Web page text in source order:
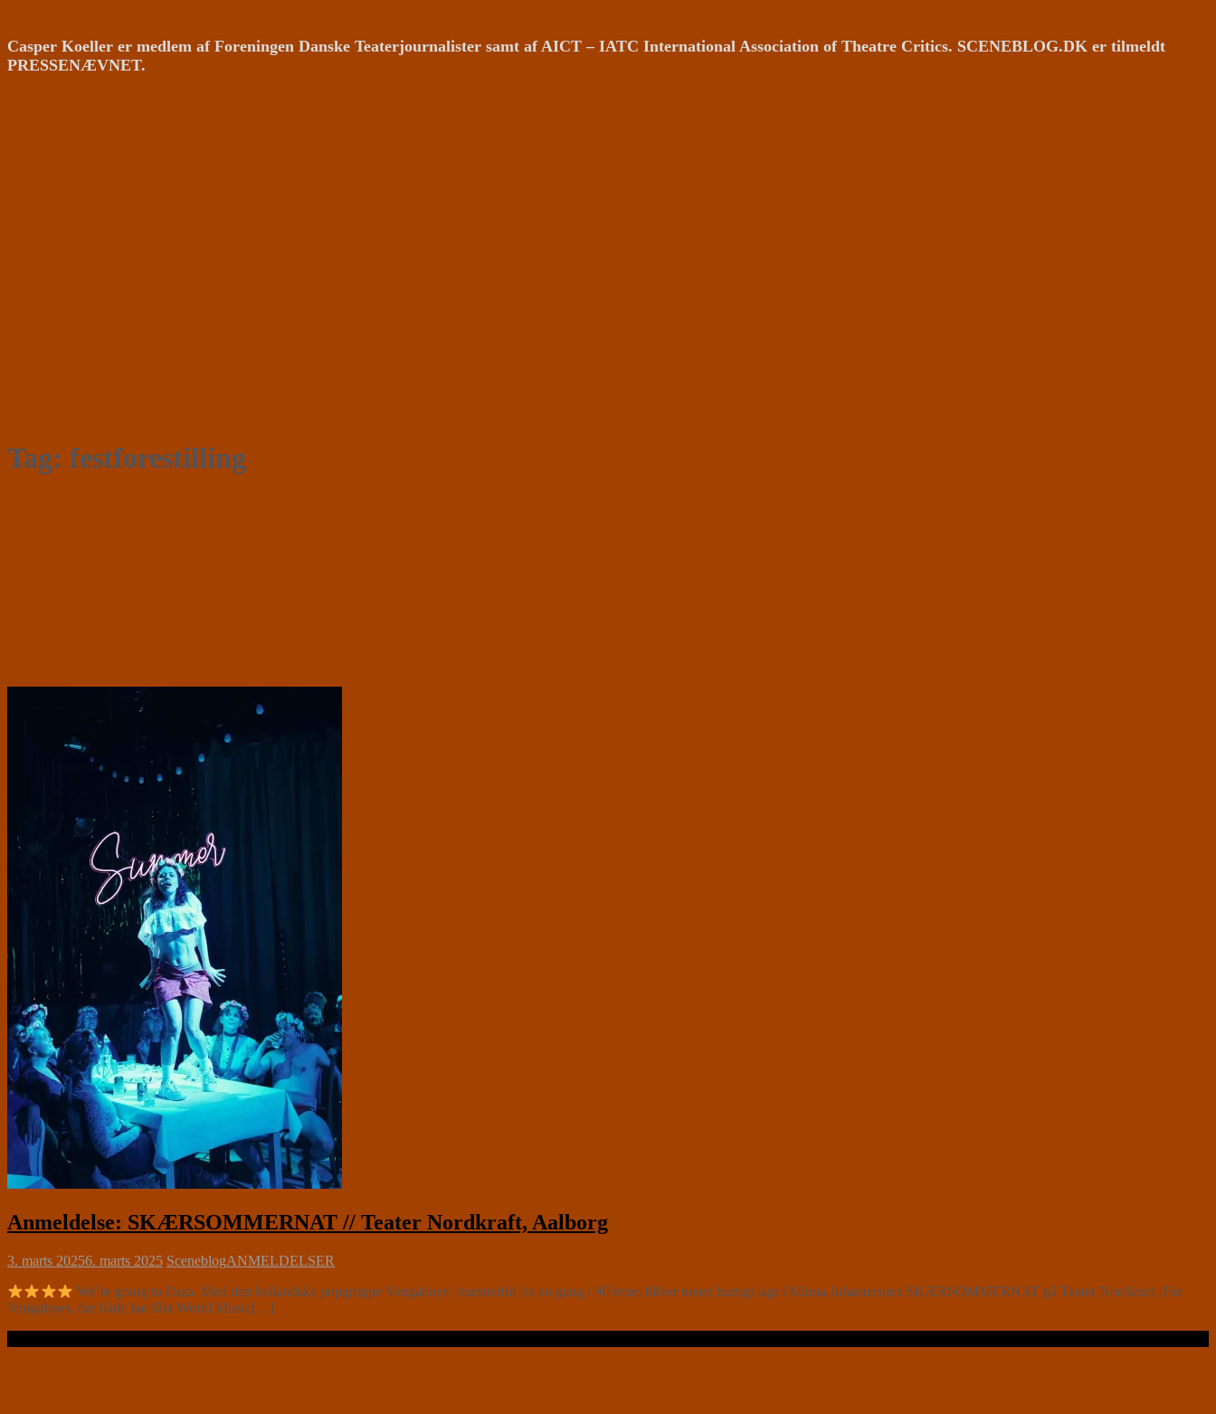
Casper Koeller er medlem af Foreningen Danske Teaterjournalister samt af AICT – IATC International Association of Theatre Critics. SCENEBLOG.DK er tilmeldt
PRESSENÆVNET.
Tag: festforestilling
Anmeldelse: SKÆRSOMMERNAT // Teater Nordkraft, Aalborg
3. marts 20256. marts 2025 SceneblogANMELDELSER
We’re going to Ibiza. Med den hollandske popgruppe Vengaboys’ monsterhit fra en gang i 90’erne, bliver tonen hurtigt lagt i Minna Johannesons SKÆRSOMMERNAT på Teater Nordkraft. For
Vengaboys, der både har fået World Music[…]